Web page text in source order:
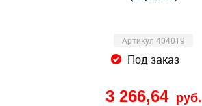
Артикул 404019
Под заказ
3 266,64 руб.